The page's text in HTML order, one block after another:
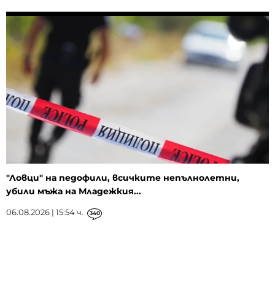
"Ловци" на педофили, всичките непълнолетни,
убили мъжа на Младежкия...
06.08.2026 | 15:54 ч. 340